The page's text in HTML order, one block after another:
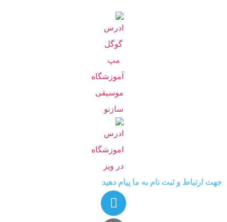
جهت ارتباط و ثبت نام به ما پیام دهید